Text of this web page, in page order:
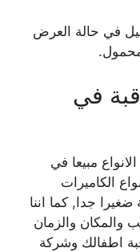
في حالة العرض
في
مبيعا في
الكاميرات
ضغيرا جدا, كما اننا
والمكان والزمان
اطفالك وشركة